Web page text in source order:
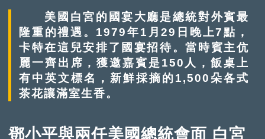
美國白宮的國宴大廳是總統對外賓最
隆重的禮遇。1979年1月29日晚上7點，
卡特在這兒安排了國宴招待。當時賓主伉
麗一齊出席，獲邀嘉賓是150人，飯桌上
有中英文標名，新鮮採摘的1,500朵各式
茶花讓滿室生香。
鄧小平與兩任美國總統會面 白宮